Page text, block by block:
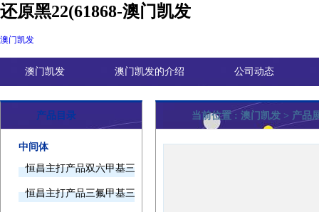
还原黑22(61868-澳门凯发
澳门凯发
澳门凯发 澳门凯发的介绍 公司动态
产品目录
中间体
恒昌主打产品双六甲基三胺欢迎询价
恒昌主打产品三氟甲基三甲基硅烷欢迎询价
当前位置 : 澳门凯发 > 产品